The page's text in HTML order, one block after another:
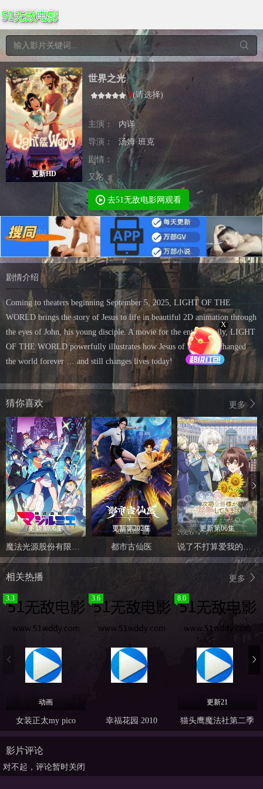
更新HD
世界之光
0(请选择)
主演：
内详
导演：
汤姆·班克
剧情：
又名：
去51无敌电影网观看
剧情介绍
Coming to theaters beginning September 5, 2025, LIGHT OF THE
WORLD brings the story of Jesus to life in beautiful 2D animation through
the eyes of John, his young disciple. A movie for the entire family, LIGHT
OF THE WORLD powerfully illustrates how Jesus of Nazareth changed
the world forever … and still changes lives today!
更多
猜你喜欢
更新第06集
魔法光源股份有限公司 第二季
更新第202集
都市古仙医
更新第06集
说了不打算爱我的公爵继承人，不知为何对我宠爱有加
更多
相关热播
3.3
动画
女装正太my pico
3.6
幸福花园 2010
8.0
更新21
猫头鹰魔法社第二季
影片评论
对不起，评论暂时关闭
X